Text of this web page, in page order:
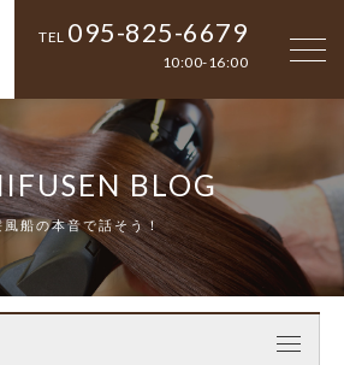
TEL 095-825-6679
10:00-16:00
BLOG
風船の本音で話そう！